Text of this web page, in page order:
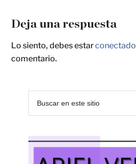
Deja una respuesta
Lo siento, debes estarconectado
comentario.